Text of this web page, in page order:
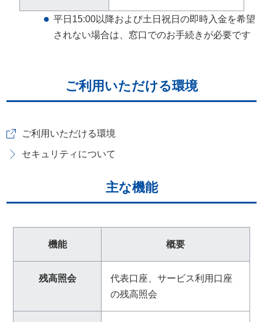
平日15:00以降および土日祝日の即時入金を希望
されない場合は、窓口でのお手続きが必要です
ご利用いただける環境
ご利用いただける環境
セキュリティについて
主な機能
機能 概要
残高照会
代表口座、サービス利用口座
の残高照会